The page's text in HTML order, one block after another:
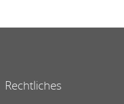
Rechtliches